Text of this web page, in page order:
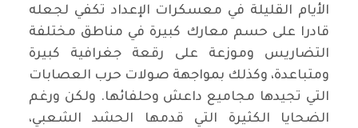
الأيام القليلة في معسكرات الإعداد تكفي لجعله
قادرا على حسم معارك كبيرة في مناطق مختلفة
التضاريس وموزعة على رقعة جغرافية كبيرة
ومتباعدة، وكذلك بمواجهة صولات حرب العصابات
التي تجيدها مجاميع داعش وحلفائها. ولكن ورغم
الضحايا الكثيرة التي قدمها الحشد الشعبي،